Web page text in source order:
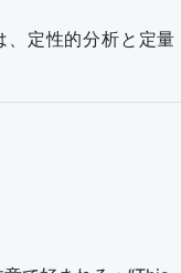
、定性的分析と定量